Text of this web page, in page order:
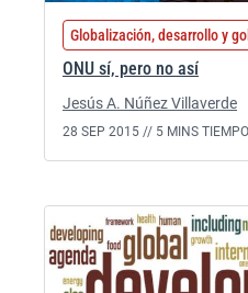
Globalización, desarrollo y
ONU sí, pero no así
Jesús A. Núñez Villaverde
28 SEP 2015 // 5 MINS